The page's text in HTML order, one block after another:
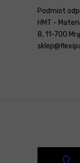
Podmiot
HMT -
8, 11-700